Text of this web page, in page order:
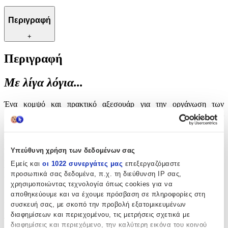
Υπεύθυνη χρήση των δεδομένων σας
Εμείς και οι 1022 συνεργάτες μας επεξεργαζόμαστε
προσωπικά σας δεδομένα, π.χ. τη διεύθυνση IP σας,
χρησιμοποιώντας τεχνολογία όπως cookies για να
αποθηκεύουμε και να έχουμε πρόσβαση σε πληροφορίες στη
συσκευή σας, με σκοπό την προβολή εξατομικευμένων
διαφημίσεων και περιεχομένου, τις μετρήσεις σχετικά με
διαφημίσεις και περιεχόμενο, την καλύτερη εικόνα του κοινού
Περιγραφή
+
Περιγραφή
Με λίγα λόγια...
Ένα κομψό και πρακτικό αξεσουάρ για την οργάνωση των
κλειδιών σας, το μπρελόκ αυτό προσφέρει στυλ και
λειτουργικότητα. Ιδανικό για καθημερινή χρήση, συνδυάζει την
ανθεκτικότητα με την αισθητική, καθιστώντας το απαραίτητο για
πινελιά κομψότητας στην καθημερινότητά σας, ενώ παράλληλα
διασφαλίζει ότι τα κλειδιά σας είναι πάντα σε τάξη και εύκολα
προσβάσιμα. Ένα εξαιρετικό δώρο για φίλους και οικογένεια, που
θα εκτιμηθεί για την πρακτικότητα και την αισθητική του αξία.
Χαρακτηριστικά
Τύπος